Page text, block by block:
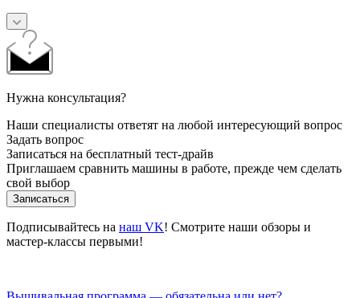
Нужна консультация?
Наши специалисты ответят на любой интересующий вопрос
Задать вопрос
Записаться на бесплатный тест-драйв
Приглашаем сравнить машины в работе, прежде чем сделать
свой выбор
Записаться
Подписывайтесь на наш VK! Смотрите наши обзоры и
мастер-классы первыми!